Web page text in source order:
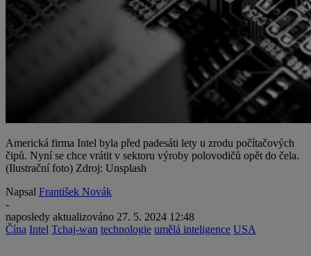
Americká firma Intel byla před padesáti lety u zrodu počítačových
čipů. Nyní se chce vrátit v sektoru výroby polovodičů opět do čela.
(Ilustrační foto) Zdroj: Unsplash
Napsal František Novák
-
naposledy aktualizováno 27. 5. 2024 12:48
Čína Intel Tchaj-wan technologie umělá inteligence USA